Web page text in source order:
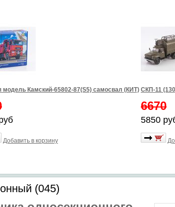
модель Камский-65802-87(S5) самосвал (КИТ)
Добавить в корзину
СКП-11
6670
5850
(045)